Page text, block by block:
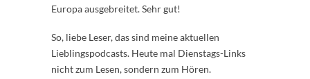
Europa ausgebreitet. Sehr gut!
So, liebe Leser, das sind meine aktuellen
Lieblingspodcasts. Heute mal Dienstags-Links
nicht zum Lesen, sondern zum Hören.